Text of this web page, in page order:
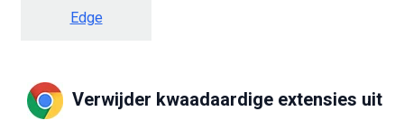
Edge
Verwijder kwaadaardige extensies uit